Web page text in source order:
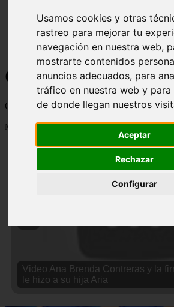
Usamos cookies y otras
rastreo para mejorar tu
navegación en nuestra web,
mostrarte contenidos
anuncios adecuados, para
tráfico en nuestra web y
de donde llegan nuestros
Aceptar
Rechazar
Configurar
Curiosidades y
Cosas curiosas, curiosidades, noticias
Mostrando 1 - 24 de 2834 artículos
Video Ana Brenda Contreras y la
le hizo a su hija Aria